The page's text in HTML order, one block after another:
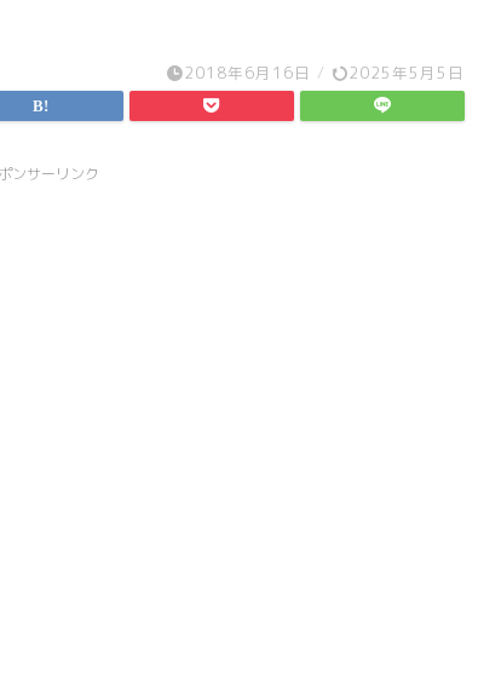
2018年6月16日 / 2025年5月5日
ンサーリンク